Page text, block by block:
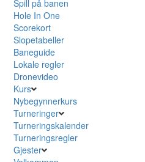
Spill på banen
Hole In One
Scorekort
Slopetabeller
Baneguide
Lokale regler
Dronevideo
Kurs
Nybegynnerkurs
Turneringer
Turneringskalender
Turneringsregler
Gjester